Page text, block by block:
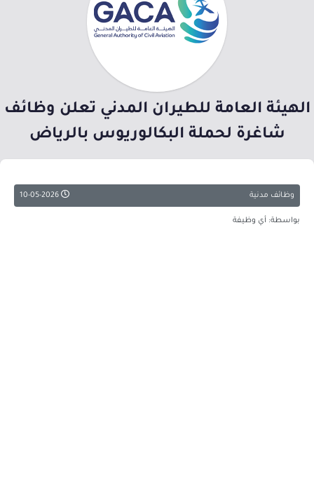
الهيئة العامة للطيران المدني تعلن وظائف
شاغرة لحملة البكالوريوس بالرياض
وظائف مدنية
بواسطة: أي وظيفة